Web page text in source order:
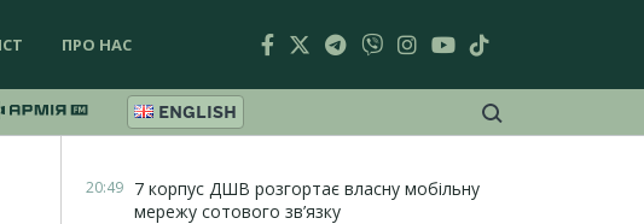
ПРО НАС
ENGLISH
20:49 7 корпус ДШВ розгортає власну мобільну
мережу сотового зв’язку